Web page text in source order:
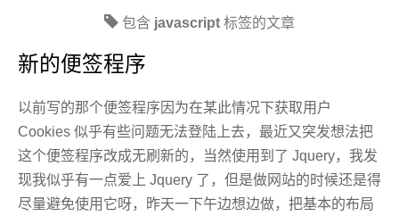
包含 javascript 标签的文章
新的便签程序
以前写的那个便签程序因为在某此情况下获取用户
Cookies 似乎有些问题无法登陆上去，最近又突发想法把
这个便签程序改成无刷新的，当然使用到了 Jquery，我发
现我似乎有一点爱上 Jquery 了，但是做网站的时候还是得
尽量避免使用它呀，昨天一下午边想边做，把基本的布局